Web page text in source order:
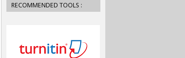
RECOMMENDED TOOLS :